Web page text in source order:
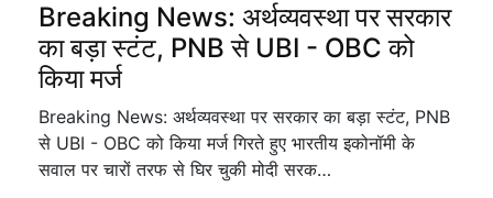
Breaking News: अर्थव्यवस्था पर सरकार
का बड़ा स्टंट, PNB से UBI - OBC को
किया मर्ज
Breaking News: अर्थव्यवस्था पर सरकार का बड़ा स्टंट, PNB
से UBI - OBC को किया मर्ज गिरते हुए भारतीय इकोनॉमी के
सवाल पर चारों तरफ से घिर चुकी मोदी सरक…